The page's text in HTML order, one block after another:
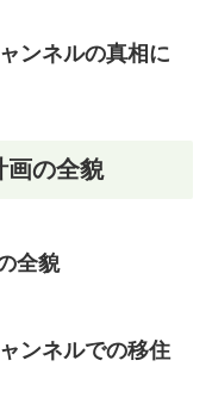
ンネルの真相に
画の全貌
全貌
ンネルでの移住